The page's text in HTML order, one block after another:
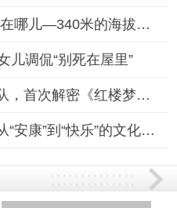
孔子老家340米的尼山“高”在哪儿—340米的海拔背后，是千年文化
儿调侃“别死在屋里”
杭州木立红学清华校友团队，首次解密《红楼梦》小说真正的作者是
端午快乐还是端午安康：从“安康”到“快乐”的文化对话